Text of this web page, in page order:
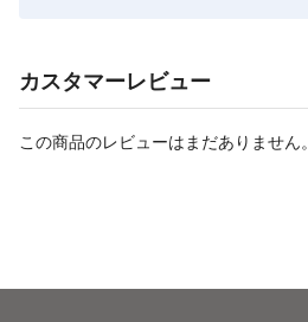
カスタマーレビュー
この商品のレビューはまだありません。